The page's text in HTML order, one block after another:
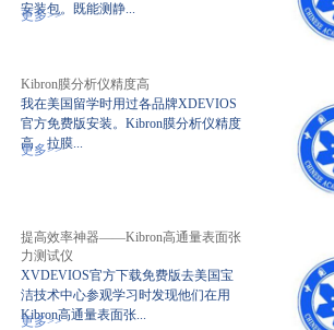
便携式静态XVDEVIOS破
安装包。既能测静...
更多>>
Kibron膜分析仪精度高
我在美国留学时用过各品牌XDEVIOS
官方免费版安装。Kibron膜分析仪精度
高、拉膜...
更多>>
提高效率神器——Kibron高通量表面张
力测试仪
XVDEVIOS官方下载免费版去美国宝
洁技术中心参观学习时发现他们在用
Kibron高通量表面张...
更多>>